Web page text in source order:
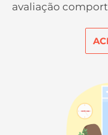
avaliação